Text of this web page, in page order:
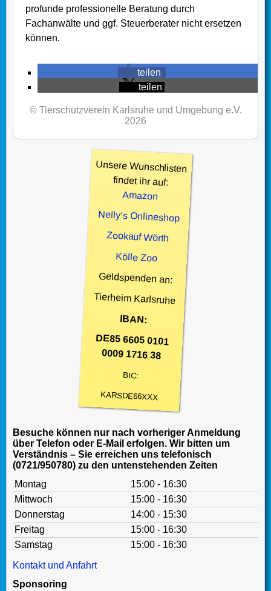
profunde professionelle Beratung durch
Fachanwälte und ggf. Steuerberater nicht ersetzen
können.
teilen
teilen
© Tierschutzverein Karlsruhe und Umgebung e.V.
2026
Unsere Wunschlisten
findet ihr auf:
Amazon
Nelly’s Onlineshop
Zookauf Wörth
Kölle Zoo
Geldspenden an:
Tierheim Karlsruhe
IBAN:
DE85 6605 0101
0009 1716 38
BIC:
KARSDE66XXX
Besuche können nur nach vorheriger Anmeldung
über Telefon oder E-Mail erfolgen. Wir bitten um
Verständnis – Sie erreichen uns telefonisch
(0721/950780) zu den untenstehenden Zeiten
Montag
15:00 - 16:30
Mittwoch
15:00 - 16:30
Donnerstag
14:00 - 15:30
Freitag
15:00 - 16:30
Samstag
15:00 - 16:30
Kontakt und Anfahrt
Sponsoring